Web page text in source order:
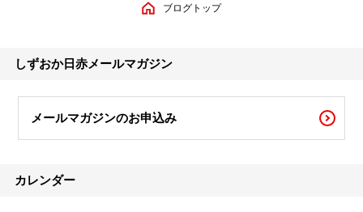
から順番にコロナワクチン接種が進んでいる
なると良いですね。 それでは、メールマガ
ブログトップ
しずおか日赤メールマガジン
メールマガジンのお申込み
カレンダー